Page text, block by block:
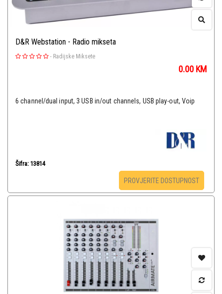
D&R Webstation - Radio mikseta
- Radijske Miksete
0.00 KM
6 channel/dual input, 3 USB in/out channels, USB play-out, Voip
Šifra: 13814
PROVJERITE DOSTUPNOST